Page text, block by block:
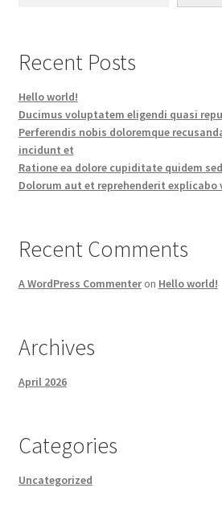
Recent Posts
Hello world!
Ducimus voluptatem eligendi quasi
Perferendis nobis doloremque
incidunt et
Ratione ea dolore cupiditate quidem
Dolorum aut et reprehenderit explicabo
Recent Comments
A WordPress Commenteron Hello world!
Archives
April 2026
Categories
Uncategorized